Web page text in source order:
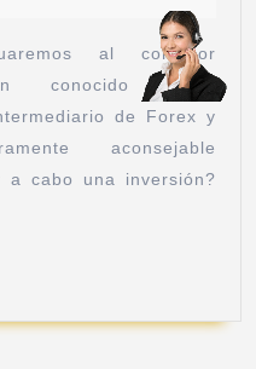
al corredor
conocido como
de Forex y
aconsejable
a cabo una inversión?